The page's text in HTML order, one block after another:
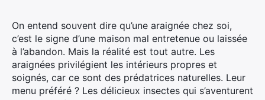
On entend souvent dire qu’une araignée chez soi,
c’est le signe d’une maison mal entretenue ou laissée
à l’abandon. Mais la réalité est tout autre. Les
araignées privilégient les intérieurs propres et
soignés, car ce sont des prédatrices naturelles. Leur
menu préféré ? Les délicieux insectes qui s’aventurent